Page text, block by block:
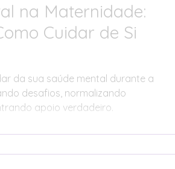
na Maternidade:
Cuidar de Si
da sua saúde mental durante a
desafios, normalizando
apoio verdadeiro.